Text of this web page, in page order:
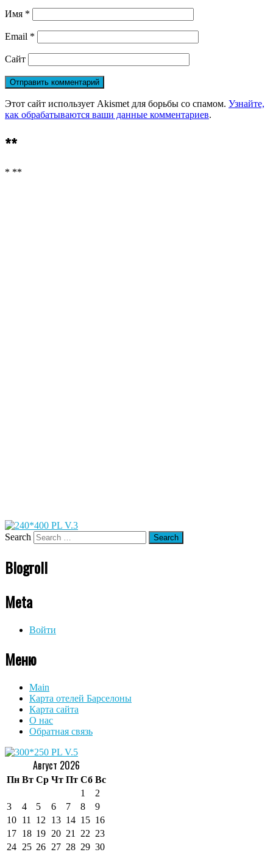
Имя *
Email *
Сайт
Этот сайт использует Akismet для борьбы со спамом. Узнайте,
как обрабатываются ваши данные комментариев.
**
* **
Search
Blogroll
Meta
Войти
Меню
Main
Карта отелей Барселоны
Карта сайта
О нас
Обратная связь
Август 2026
Пн Вт Ср Чт Пт Сб Вс
1
2
3
4 5 6 7 8
9
10 11 12 13 14 15 16
17 18 19 20 21 22 23
24 25 26 27 28 29 30